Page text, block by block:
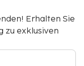
Erhalten Sie
zu exklusiven